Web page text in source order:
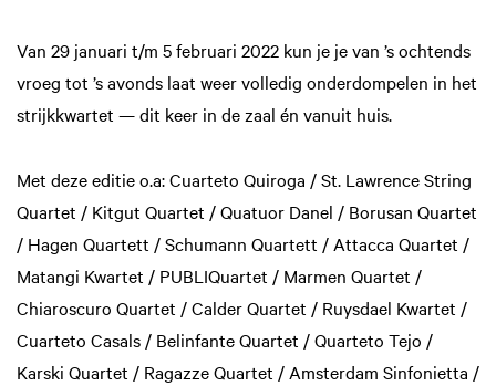
Van 29 januari t/m 5 februari 2022 kun je je van ’s ochtends
vroeg tot ’s avonds laat weer volledig onderdompelen in het
strijkkwartet — dit keer in de zaal én vanuit huis.
Met deze editie o.a: Cuarteto Quiroga / St. Lawrence String
Quartet / Kitgut Quartet / Quatuor Danel / Borusan Quartet
/ Hagen Quartett / Schumann Quartett / Attacca Quartet /
Matangi Kwartet / PUBLIQuartet / Marmen Quartet /
Chiaroscuro Quartet / Calder Quartet / Ruysdael Kwartet /
Cuarteto Casals / Belinfante Quartet / Quarteto Tejo /
Karski Quartet / Ragazze Quartet / Amsterdam Sinfonietta /